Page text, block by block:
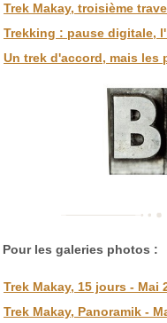
Trek Makay, troisième
Trekking : pause digitale,
Un trek d'accord, mais les
Pour les galeries photos :
Trek Makay, 15 jours - Mai
Trek Makay, Panoramik -